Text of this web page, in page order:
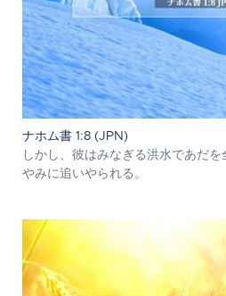
ナホム書 1:8 (JPN)
しかし、彼はみなぎる洪水であだ
やみに追いやられる。